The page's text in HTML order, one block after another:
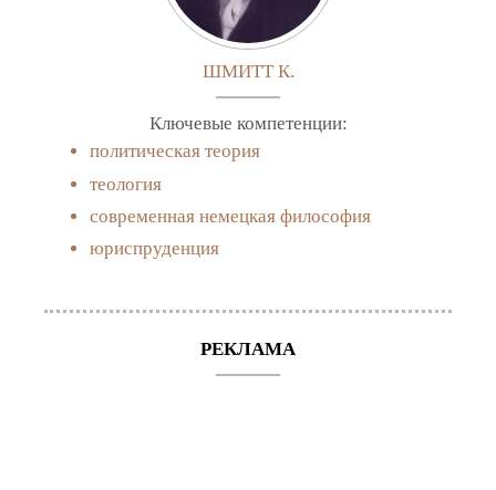
ШМИТТ К.
Ключевые компетенции:
политическая теория
теология
современная немецкая философия
юриспруденция
РЕКЛАМА